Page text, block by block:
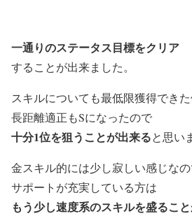
一通りのステータス目標をクリア
することが出来ました。
スキルについても最低限獲得でき
長距離適正もSになったので
十分1位を狙うことが出来ると思い
金スキル的には少し寂しい感じな
サポートが充実している方は
もう少し速度系のスキルを盛るこ